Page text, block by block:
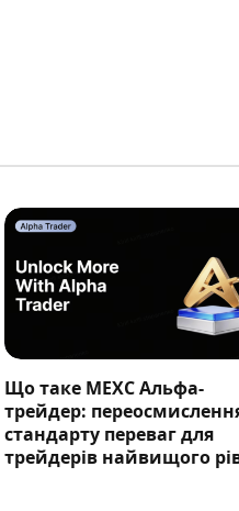
Що таке MEXC Альфа-
трейдер:
стандарту переваг для
трейдерів найвищого